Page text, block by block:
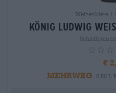
Weizenbiere |
König Ludwig
€
MEHRWEG
0,50 L